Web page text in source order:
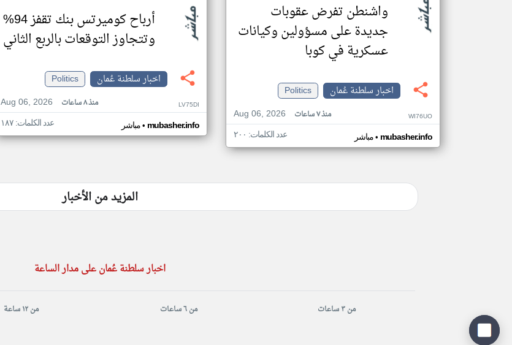
واشنطن تفرض عقوبات
جديدة على مسؤولين وكيانات
عسكرية في كوبا
اخبار سلطنة عُمان
Politics
Aug 06, 2026
منذ ٧ ساعات WI76UO
مباشر• mubasher.info عدد الكلمات: ٢٠٠
أرباح كوميرتس بنك تقفز 94%
وتتجاوز التوقعات بالربع الثاني
اخبار سلطنة عُمان
Politics
Aug 06, 2026
منذ ٨ ساعات LV75DI
مباشر• mubasher.info عدد الكلمات: ١٨٧
المزيد من الأخبار
اخبار سلطنة عُمان على مدار الساعة
من ٣ ساعات من ٦ ساعات من ١٢ ساعة